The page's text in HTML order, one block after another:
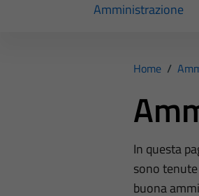
Amministrazione
Home /
In questa
sono
buona